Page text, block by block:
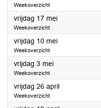
Weekoverzicht
vrijdag 17 mei2024
Weekoverzicht
vrijdag 10 mei2024
Weekoverzicht
vrijdag 3 mei2024
Weekoverzicht
vrijdag 26 april2024
Weekoverzicht